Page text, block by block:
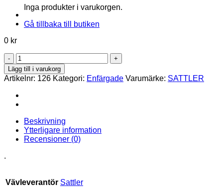
Inga produkter i varukorgen.
Gå tillbaka till butiken
0 kr
314
919
mängd
Lägg till i varukorg
Artikelnr: 126 Kategori: Enfärgade Varumärke: SATTLER
Beskrivning
Ytterligare information
Recensioner (0)
.
Vävleverantör Sattler